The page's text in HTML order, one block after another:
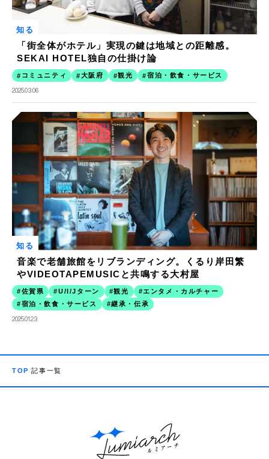
知る
「街全体がホテル」実現の鍵は地域との距離感。
SEKAI HOTEL独自の仕掛け論
コミュニティ 大阪府 観光 宿泊・飲食・サービス
2025.03.06
知る
音楽で老舗旅館をリブランディング。くるり岸田繁
やVIDEOTAPEMUSICと共鳴する大村屋
佐賀県 U/I/Jターン 観光
エンタメ・カルチャー
宿泊・飲食・サービス
継承・伝承
2025.01.23
TOP 記事一覧